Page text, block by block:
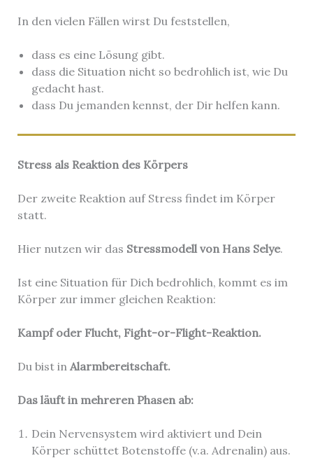
In den vielen Fällen wirst Du feststellen,
dass es eine Lösung gibt.
dass die Situation nicht so bedrohlich ist, wie Du
gedacht hast.
dass Du jemanden kennst, der Dir helfen kann.
Stress als Reaktion des Körpers
Der zweite Reaktion auf Stress findet im Körper
statt.
Hier nutzen wir das Stressmodell von Hans Selye.
Ist eine Situation für Dich bedrohlich, kommt es im
Körper zur immer gleichen Reaktion:
Kampf oder Flucht, Fight-or-Flight-Reaktion.
Du bist in Alarmbereitschaft.
Das läuft in mehreren Phasen ab:
Dein Nervensystem wird aktiviert und Dein
Körper schüttet Botenstoffe (v.a. Adrenalin) aus.